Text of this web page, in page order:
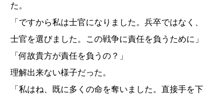
た。
「ですから私は士官になりました。兵卒ではなく、
士官を選びました。この戦争に責任を負うために」
「何故貴方が責任を負うの？」
理解出来ない様子だった。
「私はね、既に多くの命を奪いました。直接手を下